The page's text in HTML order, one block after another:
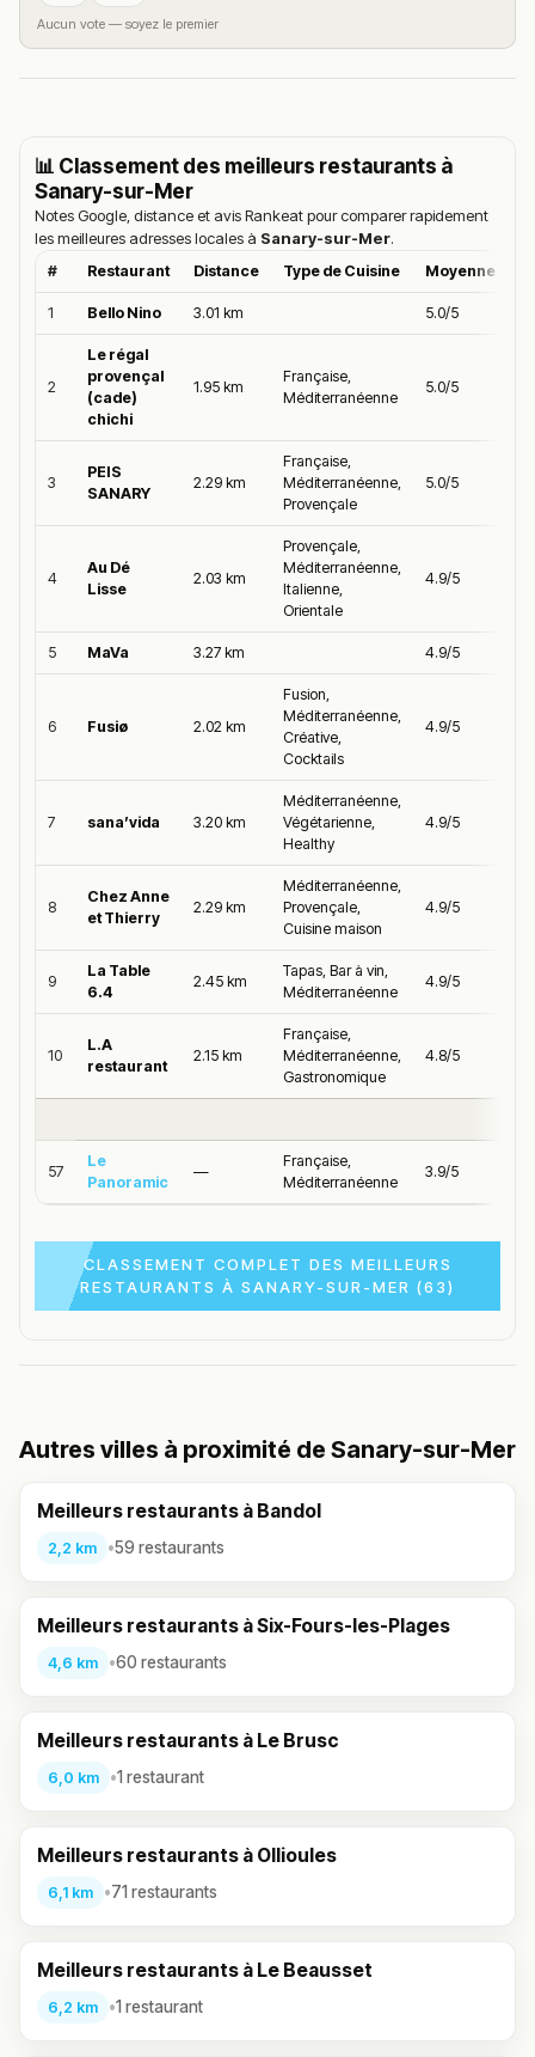
Aucun vote — soyez le premier
📊 Classement des meilleurs restaurants à
Sanary-sur-Mer
Notes Google, distance et avis Rankeat pour comparer rapidement
les meilleures adresses locales à Sanary-sur-Mer.
# Restaurant Distance Type de Cuisine Moyenne
1 Bello Nino 3.01 km 5.0/5
2
Le régal
provençal
(cade)
chichi
1.95 km
Française,
Méditerranéenne
5.0/5
3
PEIS
SANARY
2.29 km
Française,
Méditerranéenne,
Provençale
5.0/5
4
Au Dé
Lisse
2.03 km
Provençale,
Méditerranéenne,
Italienne,
Orientale
4.9/5
5 MaVa 3.27 km 4.9/5
6 Fusiø 2.02 km
Fusion,
Méditerranéenne,
Créative,
Cocktails
4.9/5
7 sana’vida 3.20 km
Méditerranéenne,
Végétarienne,
Healthy
4.9/5
8
Chez Anne
et Thierry
2.29 km
Méditerranéenne,
Provençale,
Cuisine maison
4.9/5
9
La Table
6.4
2.45 km
Tapas, Bar à vin,
Méditerranéenne
4.9/5
10
L.A
restaurant
2.15 km
Française,
Méditerranéenne,
Gastronomique
4.8/5
57
Le
Panoramic
—
Française,
Méditerranéenne
3.9/5
CLASSEMENT COMPLET DES MEILLEURS
RESTAURANTS À SANARY-SUR-MER (63)
Autres villes à proximité de Sanary-sur-Mer
Meilleurs restaurants à Bandol
2,2 km •59 restaurants
Meilleurs restaurants à Six-Fours-les-Plages
4,6 km •60 restaurants
Meilleurs restaurants à Le Brusc
6,0 km •1 restaurant
Meilleurs restaurants à Ollioules
6,1 km •71 restaurants
Meilleurs restaurants à Le Beausset
6,2 km •1 restaurant